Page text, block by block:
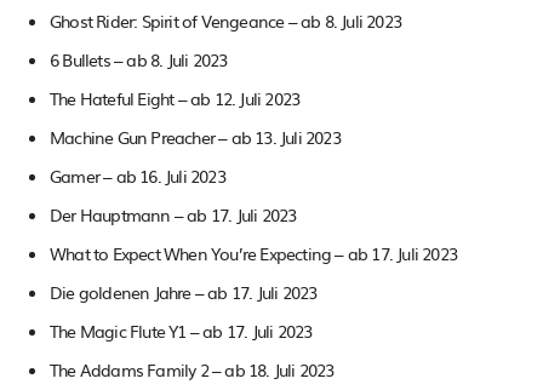
Ghost Rider: Spirit of Vengeance – ab 8. Juli 2023
6 Bullets – ab 8. Juli 2023
The Hateful Eight – ab 12. Juli 2023
Machine Gun Preacher – ab 13. Juli 2023
Gamer – ab 16. Juli 2023
Der Hauptmann – ab 17. Juli 2023
What to Expect When You’re Expecting – ab 17. Juli 2023
Die goldenen Jahre – ab 17. Juli 2023
The Magic Flute Y1 – ab 17. Juli 2023
The Addams Family 2 – ab 18. Juli 2023